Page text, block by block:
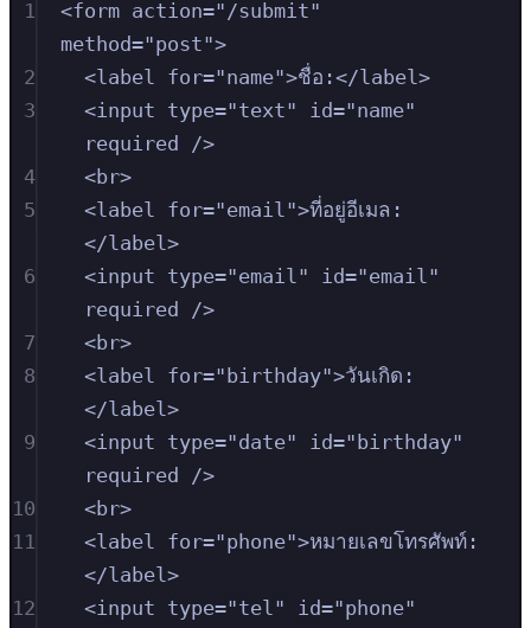
1 <form action=" /submit"
method="post">
2
<label for="name">ชื่อ:</label>
3
<input type="text" id="name"
required
/>
4
<br>
5
<label for="email ">ที่อยู่อีเมล:
</label>
6
<input type="email " id="email "
required
/>
7
<br>
8
<label for="birthday">วันเกิด:
</label>
9
<input type="date" id="birthday"
required
/>
10
<br>
11
<label for="phone">หมายเลขโทรศัพท์:
</label>
12
<input type="tel " id="phone"